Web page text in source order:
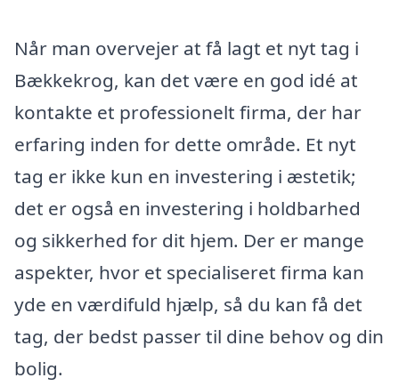
Når man overvejer at få lagt et nyt tag i
Bækkekrog, kan det være en god idé at
kontakte et professionelt firma, der har
erfaring inden for dette område. Et nyt
tag er ikke kun en investering i æstetik;
det er også en investering i holdbarhed
og sikkerhed for dit hjem. Der er mange
aspekter, hvor et specialiseret firma kan
yde en værdifuld hjælp, så du kan få det
tag, der bedst passer til dine behov og din
bolig.